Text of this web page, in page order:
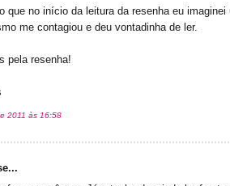
que no início da leitura da resenha eu
me contagiou e deu vontadinha de ler.
pela resenha!
2011 às 16:58